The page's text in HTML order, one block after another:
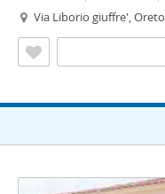
Via Liborio giuffre',